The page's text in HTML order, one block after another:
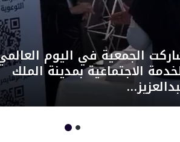
السعودية الخيرية لمرض
تنظّم ورشة عمل ” نماء…